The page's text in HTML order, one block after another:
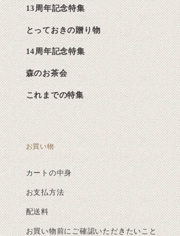
13周年記念特集
とっておきの贈り物
14周年記念特集
森のお茶会
これまでの特集
お買い物
カートの中身
お支払方法
配送料
お買い物前にご確認いただきたいこと